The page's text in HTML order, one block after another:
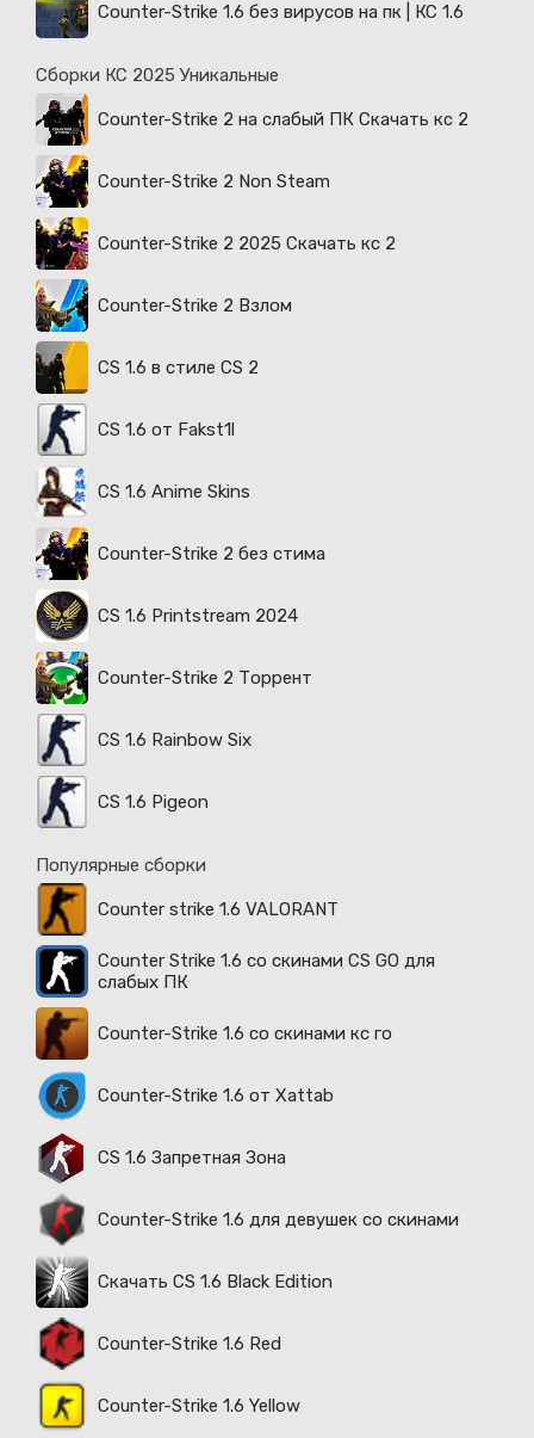
Counter-Strike 1.6 без вирусов на пк | КС 1.6
Сборки КС 2025 Уникальные
Counter-Strike 2 на слабый ПК Скачать кс 2
Counter-Strike 2 Non Steam
Counter-Strike 2 2025 Скачать кс 2
Counter-Strike 2 Взлом
CS 1.6 в стиле CS 2
CS 1.6 от Fakst1l
CS 1.6 Anime Skins
Counter-Strike 2 без стима
CS 1.6 Printstream 2024
Counter-Strike 2 Торрент
CS 1.6 Rainbow Six
CS 1.6 Pigeon
Популярные сборки
Counter strike 1.6 VALORANT
Counter Strike 1.6 со скинами CS GO для
слабых ПК
Counter-Strike 1.6 со скинами кс го
Counter-Strike 1.6 от Xattab
CS 1.6 Запретная Зона
Counter-Strike 1.6 для девушек со скинами
Скачать CS 1.6 Black Edition
Counter-Strike 1.6 Red
Counter-Strike 1.6 Yellow